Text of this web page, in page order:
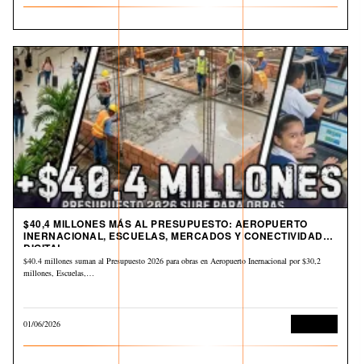
$40,4 MILLONES MÁS AL PRESUPUESTO: AEROPUERTO
INERNACIONAL, ESCUELAS, MERCADOS Y CONECTIVIDAD
DIGITAL
$40.4 millones suman al Presupuesto 2026 para obras en Aeropuerto Inernacional por $30,2
millones, Escuelas,…
01/06/2026